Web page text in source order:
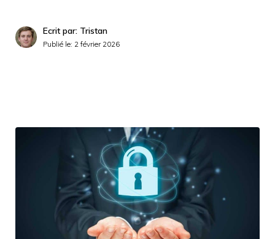
Ecrit par: Tristan
Publié le: 2 février 2026